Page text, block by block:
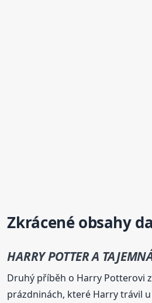
Zkrácené obsahy
HARRY POTTER A
Druhý příběh o Harry Potterovi
prázdninách, které Harry trávil